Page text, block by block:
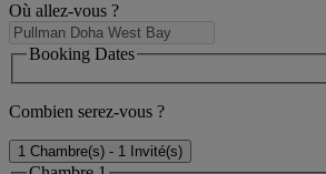
Où allez-vous ?
Booking Dates
Combien serez-vous ?
1 Chambre(s) - 1 Invité(s)